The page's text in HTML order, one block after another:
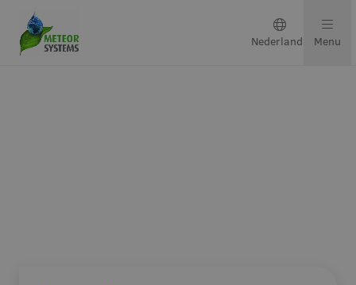
Nederlands Menu